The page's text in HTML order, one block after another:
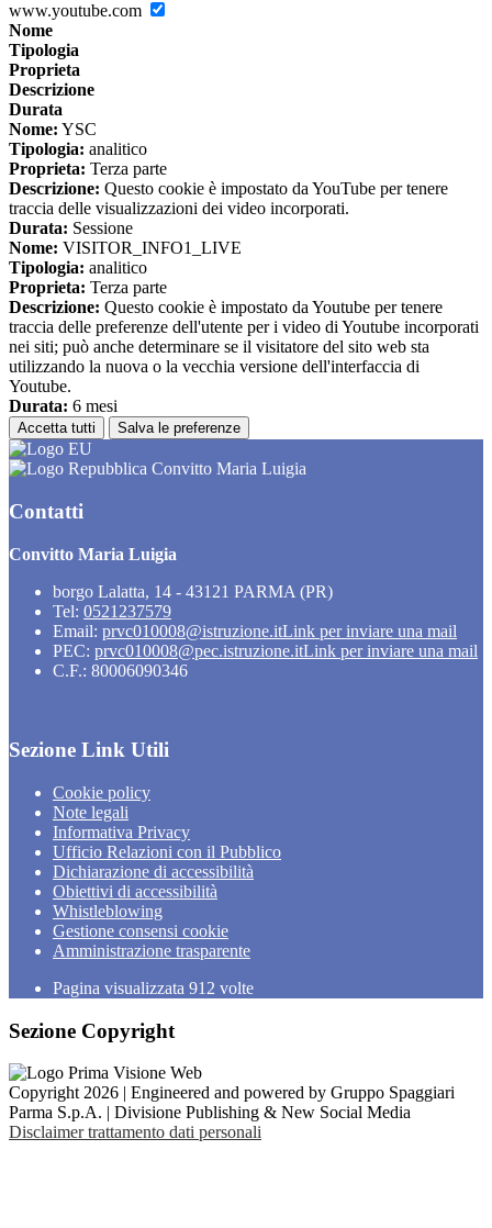
www.youtube.com
Nome
Tipologia
Proprieta
Descrizione
Durata
Nome: YSC
Tipologia: analitico
Proprieta: Terza parte
Descrizione: Questo cookie è impostato da YouTube per tenere
traccia delle visualizzazioni dei video incorporati.
Durata: Sessione
Nome: VISITOR_INFO1_LIVE
Tipologia: analitico
Proprieta: Terza parte
Descrizione: Questo cookie è impostato da Youtube per tenere
traccia delle preferenze dell'utente per i video di Youtube incorporati
nei siti; può anche determinare se il visitatore del sito web sta
utilizzando la nuova o la vecchia versione dell'interfaccia di
Youtube.
Durata: 6 mesi
Accetta tutti Salva le preferenze
Convitto Maria Luigia
Contatti
Convitto Maria Luigia
borgo Lalatta, 14 - 43121 PARMA (PR)
Tel: 0521237579
Email: prvc010008@istruzione.itLink per inviare una mail
PEC: prvc010008@pec.istruzione.itLink per inviare una mail
C.F.: 80006090346
Sezione Link Utili
Cookie policy
Note legali
Informativa Privacy
Ufficio Relazioni con il Pubblico
Dichiarazione di accessibilità
Obiettivi di accessibilità
Whistleblowing
Gestione consensi cookie
Amministrazione trasparente
Pagina visualizzata 912 volte
Sezione Copyright
Copyright 2026 | Engineered and powered by Gruppo Spaggiari
Parma S.p.A. | Divisione Publishing & New Social Media
Disclaimer trattamento dati personali